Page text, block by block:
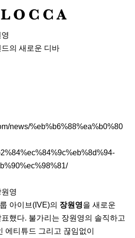
의 새로운 디바
news/%eb%b6%88%ea%b0%80
아이브(IVE)의 장원영을 새로운
했다. 불가리는 장원영의 솔직하고
에티튜드 그리고 끊임없이